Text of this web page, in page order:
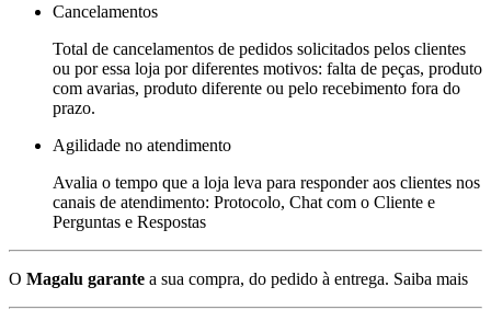
Cancelamentos
Total de cancelamentos de pedidos solicitados pelos clientes
ou por essa loja por diferentes motivos: falta de peças, produto
com avarias, produto diferente ou pelo recebimento fora do
prazo.
Agilidade no atendimento
Avalia o tempo que a loja leva para responder aos clientes nos
canais de atendimento: Protocolo, Chat com o Cliente e
Perguntas e Respostas
O Magalu garante a sua compra, do pedido à entrega. Saiba mais